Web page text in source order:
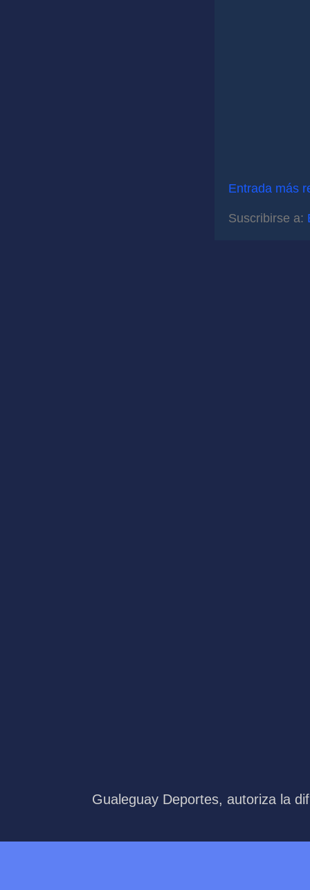
Entrada más
Suscribirse a:
Gualeguay Deportes, autoriza la